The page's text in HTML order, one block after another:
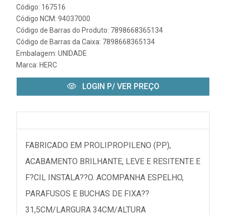
Código: 167516
Código NCM: 94037000
Código de Barras do Produto: 7898668365134
Código de Barras da Caixa: 7898668365134
Embalagem: UNIDADE
Marca: HERC
LOGIN P/ VER PREÇO
FABRICADO EM PROLIPROPILENO (PP),
ACABAMENTO BRILHANTE, LEVE E RESITENTE E
F?CIL INSTALA??O. ACOMPANHA ESPELHO,
PARAFUSOS E BUCHAS DE FIXA??
31,5CM/LARGURA 34CM/ALTURA